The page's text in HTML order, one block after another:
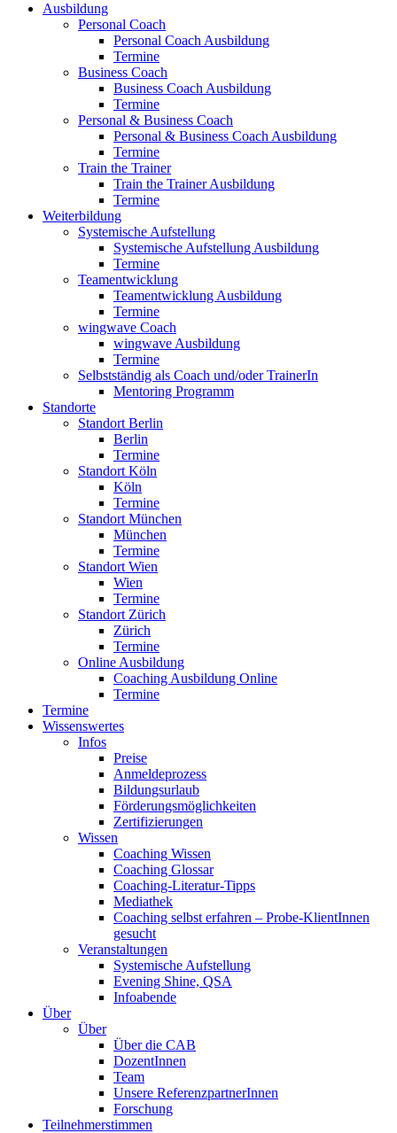
Ausbildung
Personal Coach
Personal Coach Ausbildung
Termine
Business Coach
Business Coach Ausbildung
Termine
Personal & Business Coach
Personal & Business Coach Ausbildung
Termine
Train the Trainer
Train the Trainer Ausbildung
Termine
Weiterbildung
Systemische Aufstellung
Systemische Aufstellung Ausbildung
Termine
Teamentwicklung
Teamentwicklung Ausbildung
Termine
wingwave Coach
wingwave Ausbildung
Termine
Selbstständig als Coach und/oder TrainerIn
Mentoring Programm
Standorte
Standort Berlin
Berlin
Termine
Standort Köln
Köln
Termine
Standort München
München
Termine
Standort Wien
Wien
Termine
Standort Zürich
Zürich
Termine
Online Ausbildung
Coaching Ausbildung Online
Termine
Termine
Wissenswertes
Infos
Preise
Anmeldeprozess
Bildungsurlaub
Förderungsmöglichkeiten
Zertifizierungen
Wissen
Coaching Wissen
Coaching Glossar
Coaching-Literatur-Tipps
Mediathek
Coaching selbst erfahren – Probe-KlientInnen
gesucht
Veranstaltungen
Systemische Aufstellung
Evening Shine, QSA
Infoabende
Über
Über
Über die CAB
DozentInnen
Team
Unsere ReferenzpartnerInnen
Forschung
Teilnehmerstimmen